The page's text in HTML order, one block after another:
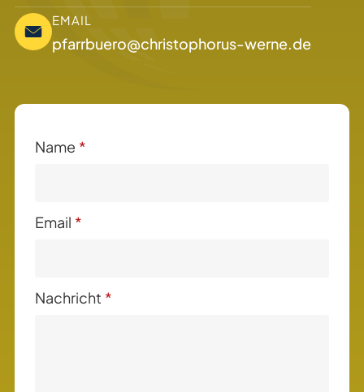
EMAIL
pfarrbuero@christophorus-werne.de
Name *
Email *
Nachricht *